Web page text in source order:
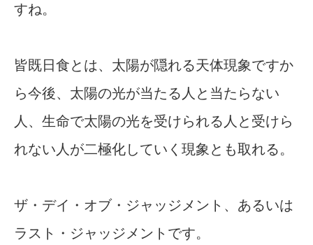
すね。
皆既日食とは、太陽が隠れる天体現象ですか
ら今後、太陽の光が当たる人と当たらない
人、生命で太陽の光を受けられる人と受けら
れない人が二極化していく現象とも取れる。
ザ・デイ・オブ・ジャッジメント、あるいは
ラスト・ジャッジメントです。